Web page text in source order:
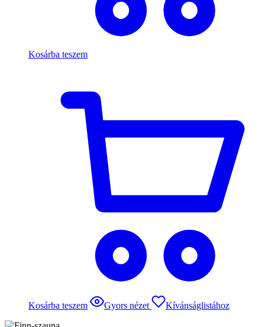
Kosárba teszem
Kosárba teszem Gyors nézet Kívánságlistához